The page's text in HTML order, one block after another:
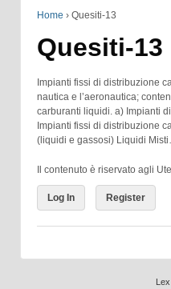
Home › Quesiti-13
Quesiti-13
Impianti fissi di distribuzione
nautica e l’aeronautica;
carburanti liquidi. a) Impianti
Impianti fissi di distribuzione
(liquidi e gassosi) Liquidi
Il contenuto è riservato agli
Log In Register